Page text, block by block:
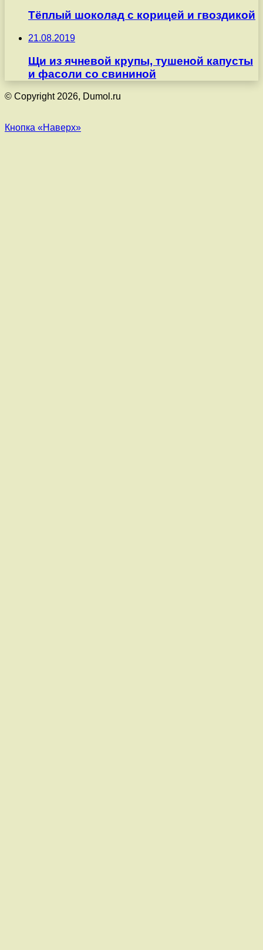
Тёплый шоколад с корицей и гвоздикой
21.08.2019
Щи из ячневой крупы, тушеной капусты
и фасоли со свининой
© Copyright 2026, Dumol.ru
Кнопка «Наверх»